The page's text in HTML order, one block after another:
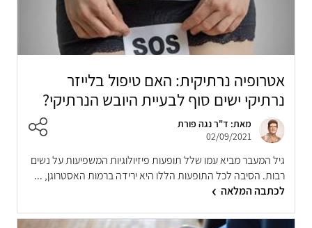
אטרופיה נרתיקית: האם טיפול בלייזר
נרתיקי ישים סוף לבעיית היובש הנרתיקי?
מאת: ד"ר נגה פורת
02/09/2021
גיל המעבר מביא עמו שלל תופעות פיזיולוגיות המשפיעות על נשים
רבות. הסיבה לכל התופעות הללו היא ירידה ברמות האסטרוגן, ...
לכתבה המלאה